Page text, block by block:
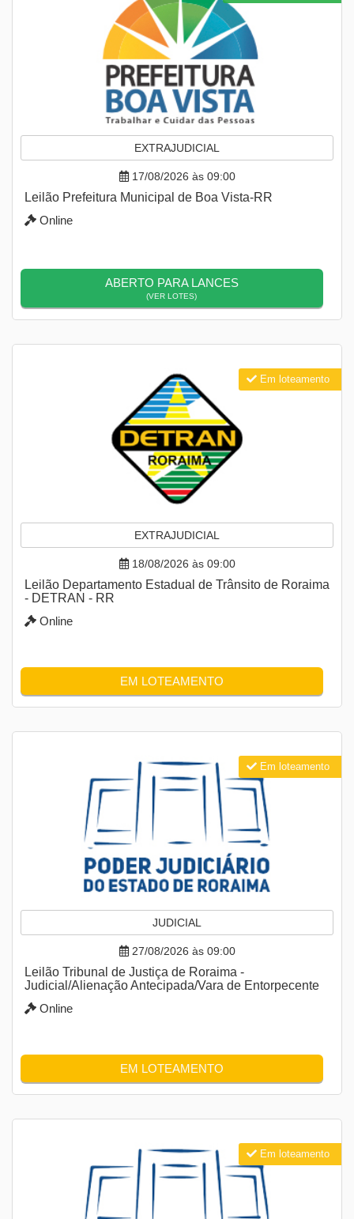
EXTRAJUDICIAL
17/08/2026 às 09:00
Leilão Prefeitura Municipal de Boa Vista-RR
Online
ABERTO PARA LANCES
(VER LOTES)
EXTRAJUDICIAL
18/08/2026 às 09:00
Leilão Departamento Estadual de Trânsito de Roraima
- DETRAN - RR
Online
EM LOTEAMENTO
Em loteamento
JUDICIAL
27/08/2026 às 09:00
Leilão Tribunal de Justiça de Roraima -
Judicial/Alienação Antecipada/Vara de Entorpecente
Online
EM LOTEAMENTO
Em loteamento
Em loteamento